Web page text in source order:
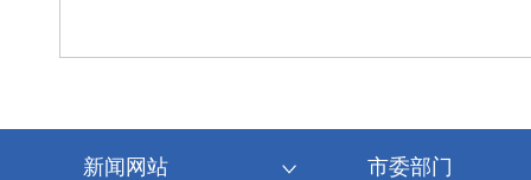
新闻网站 市委部门